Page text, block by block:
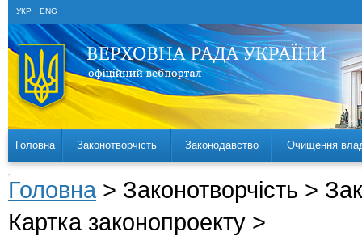
УКР ENG
Головна Законотворчість Законодавство Очищення
Головна > Законотворчість >
Картка законопроекту >